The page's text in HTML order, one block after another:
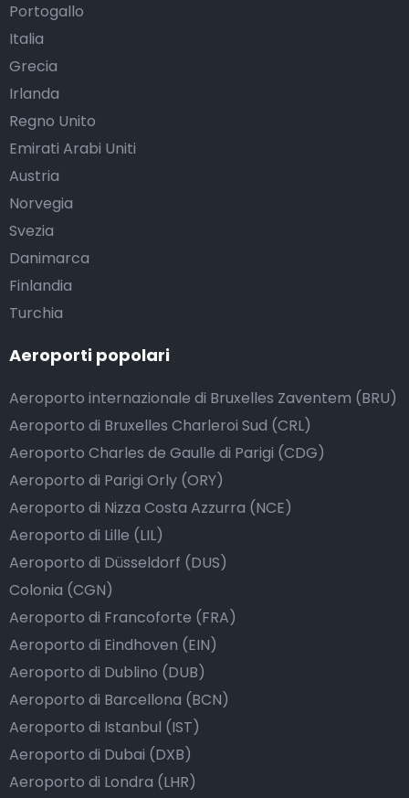
Portogallo
Italia
Grecia
Irlanda
Regno Unito
Emirati Arabi Uniti
Austria
Norvegia
Svezia
Danimarca
Finlandia
Turchia
Aeroporti popolari
Aeroporto internazionale di Bruxelles Zaventem (BRU)
Aeroporto di Bruxelles Charleroi Sud (CRL)
Aeroporto Charles de Gaulle di Parigi (CDG)
Aeroporto di Parigi Orly (ORY)
Aeroporto di Nizza Costa Azzurra (NCE)
Aeroporto di Lille (LIL)
Aeroporto di Düsseldorf (DUS)
Colonia (CGN)
Aeroporto di Francoforte (FRA)
Aeroporto di Eindhoven (EIN)
Aeroporto di Dublino (DUB)
Aeroporto di Barcellona (BCN)
Aeroporto di Istanbul (IST)
Aeroporto di Dubai (DXB)
Aeroporto di Londra (LHR)